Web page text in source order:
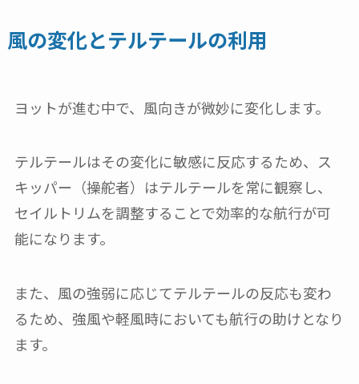
風の変化とテルテールの利用
ヨットが進む中で、風向きが微妙に変化します。
テルテールはその変化に敏感に反応するため、ス
キッパー（操舵者）はテルテールを常に観察し、
セイルトリムを調整することで効率的な航行が可
能になります。
また、風の強弱に応じてテルテールの反応も変わ
るため、強風や軽風時においても航行の助けとなり
ます。